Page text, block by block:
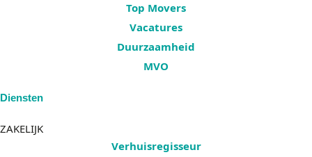
Top Movers
Vacatures
Duurzaamheid
MVO
Diensten
ZAKELIJK
Verhuisregisseur